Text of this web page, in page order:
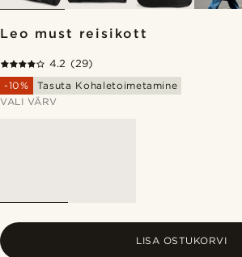
Leo must reisikott
4.2 (29)
-10%
Tasuta Kohaletoimetamine
VALI VÄRV
LISA OSTUKORVI